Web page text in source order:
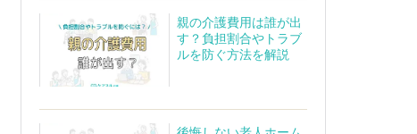
親の介護費用は誰が出
す？負担割合やトラブ
ルを防ぐ方法を解説